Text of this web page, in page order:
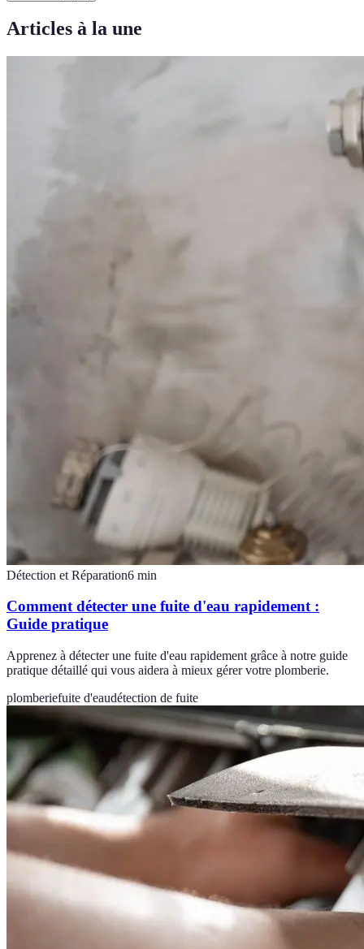
Articles à la une
Détection et Réparation6 min
Comment détecter une fuite d'eau rapidement :
Guide pratique
Apprenez à détecter une fuite d'eau rapidement grâce à notre guide
pratique détaillé qui vous aidera à mieux gérer votre plomberie.
plomberiefuite d'eaudétection de fuite